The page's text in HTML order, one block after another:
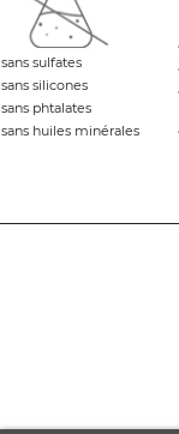
sans sulfates
sans silicones
sans phtalates
sans huiles minérales